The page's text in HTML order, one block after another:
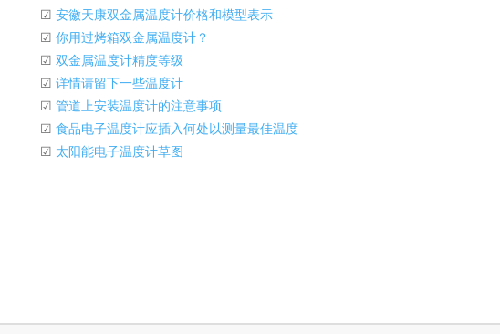
☑ 安徽天康双金属温度计价格和模型表示
☑ 你用过烤箱双金属温度计？
☑ 双金属温度计精度等级
☑ 详情请留下一些温度计
☑ 管道上安装温度计的注意事项
☑ 食品电子温度计应插入何处以测量最佳温度
☑ 太阳能电子温度计草图